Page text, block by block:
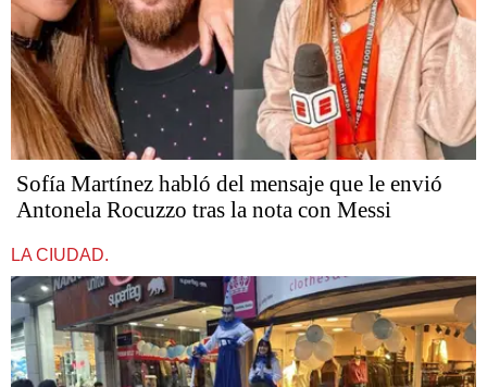
Sofía Martínez habló del mensaje que le envió
Antonela Rocuzzo tras la nota con Messi
LA CIUDAD.